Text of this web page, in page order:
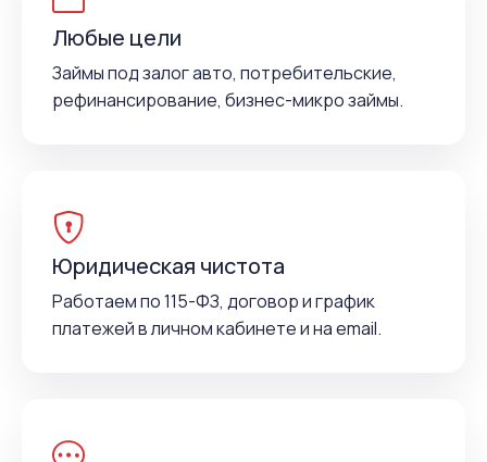
Любые цели
Займы под залог авто, потребительские,
рефинансирование, бизнес-микро займы.
Юридическая чистота
Работаем по 115-ФЗ, договор и график
платежей в личном кабинете и на email.